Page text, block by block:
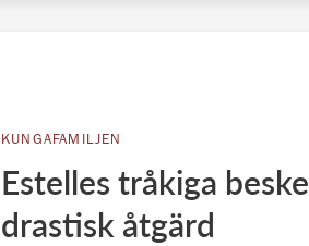
KUNGAFAMILJEN
Estelles tråkiga
drastisk åtgärd